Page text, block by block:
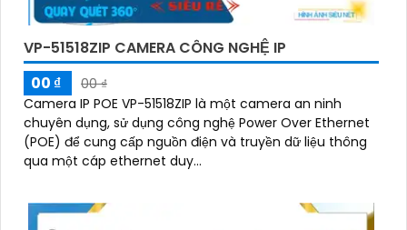
VP-51518ZIP CAMERA CÔNG NGHỆ IP
00 ₫
00 ₫
Camera IP POE VP-51518ZIP là một camera an ninh
chuyên dụng, sử dụng công nghệ Power Over Ethernet
(POE) để cung cấp nguồn điện và truyền dữ liệu thông
qua một cáp ethernet duy...